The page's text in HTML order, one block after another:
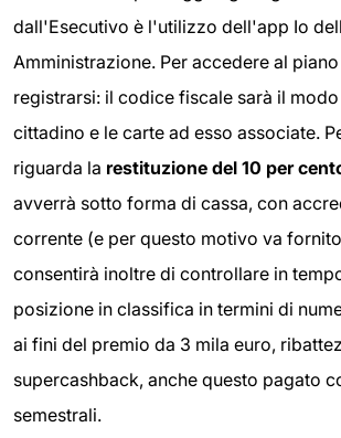
dall'Esecutivo è l'utilizzo dell'app Io
Amministrazione. Per accedere al
registrarsi: il codice fiscale sarà il
cittadino e le carte ad esso associate.
riguarda la restituzione del 10 per
avverrà sotto forma di cassa, con
corrente (e per questo motivo va
consentirà inoltre di controllare in
posizione in classifica in termini di
ai fini del premio da 3 mila euro,
supercashback, anche questo pagato
semestrali.